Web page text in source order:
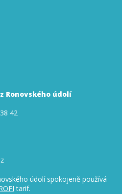
Ronovského údolí
42
údolí spokojeně používá
tarif.